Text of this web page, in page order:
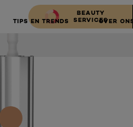
TIPS EN TRENDS OVER ONS
BEAUTY
SERVICES